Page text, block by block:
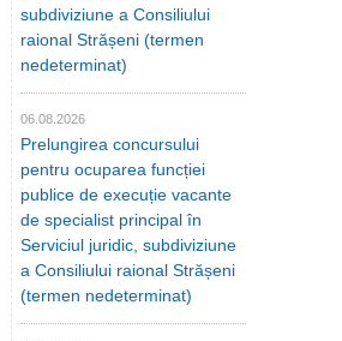
subdiviziune a Consiliului
raional Strășeni (termen
nedeterminat)
06.08.2026
Prelungirea concursului
pentru ocuparea funcției
publice de execuție vacante
de specialist principal în
Serviciul juridic, subdiviziune
a Consiliului raional Strășeni
(termen nedeterminat)